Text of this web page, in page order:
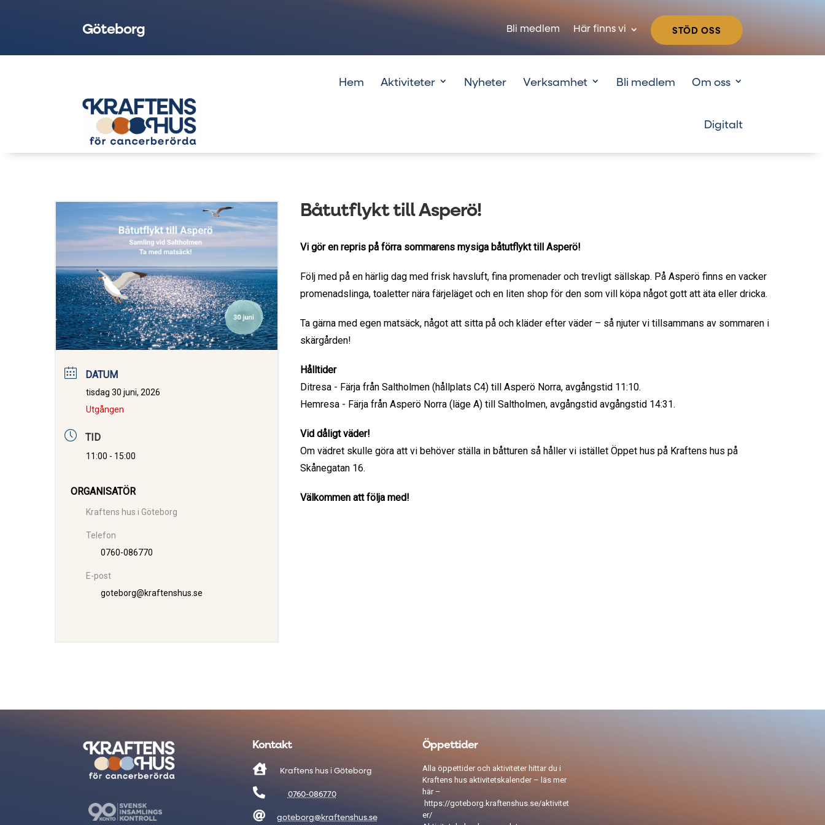
Göteborg STÖD OSS
Bli medlem Här finns vi
Hem Aktiviteter Nyheter Verksamhet Bli medlem Om oss
DATUM
tisdag 30 juni, 2026
Utgången
TID
11:00 - 15:00
ORGANISATÖR
Kraftens hus i Göteborg
Telefon
0760-086770
E-post
goteborg@kraftenshus.se
Båtutflykt till Asperö!
Vi gör en repris på förra sommarens mysiga båtutflykt till Asperö!
Följ med på en härlig dag med frisk havsluft, fina promenader och trevligt sällskap. På Asperö finns en vacker
promenadslinga, toaletter nära färjeläget och en liten shop för den som vill köpa något gott att äta eller dricka.
Ta gärna med egen matsäck, något att sitta på och kläder efter väder – så njuter vi tillsammans av sommaren i
skärgården!
Hålltider
Ditresa - Färja från Saltholmen (hållplats C4) till Asperö Norra, avgångstid 11:10.
Hemresa - Färja från Asperö Norra (läge A) till Saltholmen, avgångstid avgångstid 14:31.
Vid dåligt väder!
Om vädret skulle göra att vi behöver ställa in båtturen så håller vi istället Öppet hus på Kraftens hus på
Skånegatan 16.
Välkommen att följa med!
Kontakt
 Kraftens hus i Göteborg
 0760-086770
 goteborg@kraftenshus.se
Öppettider
Alla öppettider och aktiviteter hittar du i
Kraftens hus aktivitetskalender – läs mer
här –
https://goteborg.kraftenshus.se/aktivitet
er/